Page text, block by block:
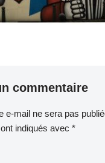
commentaire
e-mail ne sera pas
indiqués avec *